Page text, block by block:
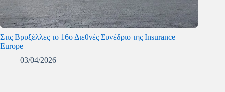
Στις Βρυξέλλες το 16ο Διεθνές Συνέδριο της Insurance
Europe
03/04/2026